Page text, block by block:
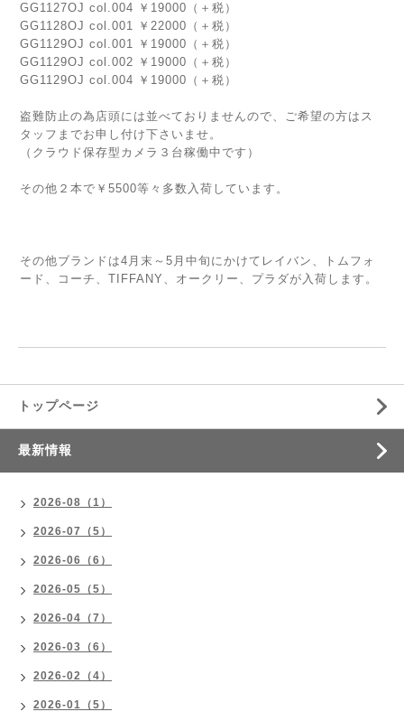
GG1127OJ col.004 ￥19000（＋税）
GG1128OJ col.001 ￥22000（＋税）
GG1129OJ col.001 ￥19000（＋税）
GG1129OJ col.002 ￥19000（＋税）
GG1129OJ col.004 ￥19000（＋税）
盗難防止の為店頭には並べておりませんので、ご希望の方はス
タッフまでお申し付け下さいませ。
（クラウド保存型カメラ３台稼働中です）
その他２本で￥5500等々多数入荷しています。
その他ブランドは4月末～5月中旬にかけてレイバン、トムフォ
ード、コーチ、TIFFANY、オークリー、プラダが入荷します。
トップページ
最新情報
2026-08（1）
2026-07（5）
2026-06（6）
2026-05（5）
2026-04（7）
2026-03（6）
2026-02（4）
2026-01（5）